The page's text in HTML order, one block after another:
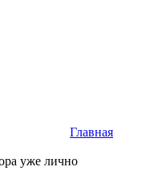
Главная
уже лично